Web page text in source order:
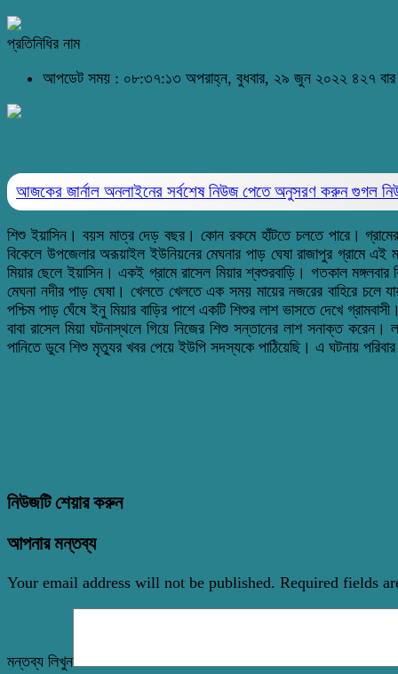
প্রতিনিধির নাম
আপডেট সময় : ০৮:৩৭:১৩ অপরাহ্ন, বুধবার, ২৯ জুন ২০২২ ৪২৭
আজকের জার্নাল অনলাইনের সর্বশেষ নিউজ পেতে অনুসরণ করুনগুগল
শিশু ইয়াসিন। বয়স মাত্র দেড় বছর। কোন রকমে হাঁটতে চলতে পারে। গ্রামের
বিকেলে উপজেলার অরূয়াইল ইউনিয়নের মেঘনার পাড় ঘেষা রাজাপুর গ্রামে এই
মিয়ার ছেলে ইয়াসিন। একই গ্রামে রাসেল মিয়ার শ্বশুরবাড়ি। গতকাল মঙ্গলবার
মেঘনা নদীর পাড় ঘেষা। খেলতে খেলতে এক সময় মায়ের নজরের বাহিরে চলে
পশ্চিম পাড় ঘেঁষে ইনু মিয়ার বাড়ির পাশে একটি শিশুর লাশ ভাসতে দেখে
বাবা রাসেল মিয়া ঘটনাস্থলে গিয়ে নিজের শিশু সন্তানের লাশ সনাক্ত
পানিতে ডুবে শিশু মৃত্যুর খবর পেয়ে ইউপি সদস্যকে পাঠিয়েছি। এ ঘটনায়
নিউজটি শেয়ার করুন
আপনার মন্তব্য
Your email address will not be published. Required fields
মন্তব্য লিখুন